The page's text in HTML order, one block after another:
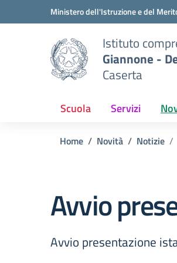
Vai ai contenuti
Vai al menu di navigazioneMinistero dell'Istruzione e del
Istituto
Giannone -
Caserta
Scuola Servizi
Home Novità Notizie
Avvio
Avvio presentazione